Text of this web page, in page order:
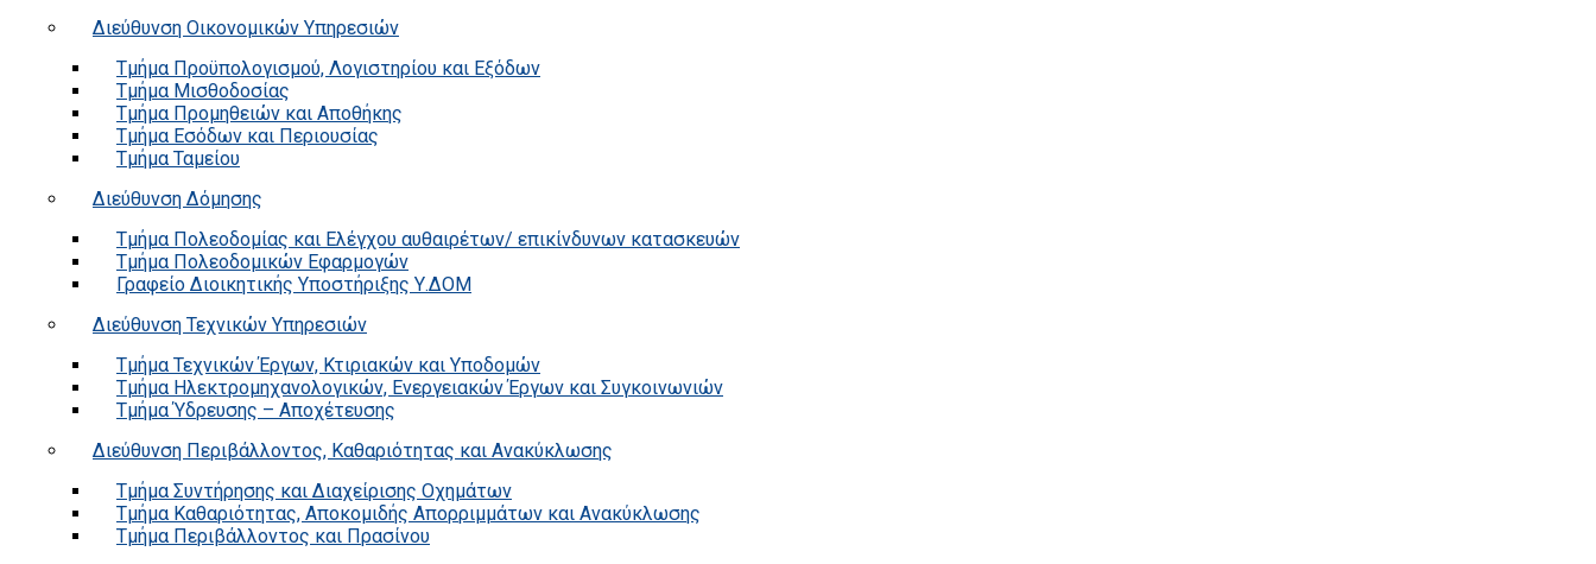
Διεύθυνση Οικονομικών Υπηρεσιών
Τμήμα Προϋπολογισμού, Λογιστηρίου και Εξόδων
Τμήμα Μισθοδοσίας
Τμήμα Προμηθειών και Αποθήκης
Τμήμα Εσόδων και Περιουσίας
Τμήμα Ταμείου
Διεύθυνση Δόμησης
Τμήμα Πολεοδομίας και Ελέγχου αυθαιρέτων/ επικίνδυνων κατασκευών
Τμήμα Πολεοδομικών Εφαρμογών
Γραφείο Διοικητικής Υποστήριξης Υ.ΔΟΜ
Διεύθυνση Τεχνικών Υπηρεσιών
Τμήμα Τεχνικών Έργων, Κτιριακών και Υποδομών
Τμήμα Ηλεκτρομηχανολογικών, Ενεργειακών Έργων και Συγκοινωνιών
Τμήμα Ύδρευσης – Αποχέτευσης
Διεύθυνση Περιβάλλοντος, Καθαριότητας και Ανακύκλωσης
Τμήμα Συντήρησης και Διαχείρισης Οχημάτων
Τμήμα Καθαριότητας, Αποκομιδής Απορριμμάτων και Ανακύκλωσης
Τμήμα Περιβάλλοντος και Πρασίνου